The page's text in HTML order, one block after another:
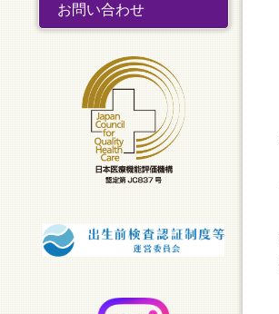
お問い合わせ